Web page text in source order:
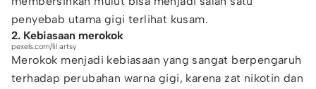
penyebab utama gigi terlihat kusam.
2. Kebiasaan merokok
pexels.com/lil artsy
Merokok menjadi kebiasaan yang sangat berpengaruh
terhadap perubahan warna gigi, karena zat nikotin dan